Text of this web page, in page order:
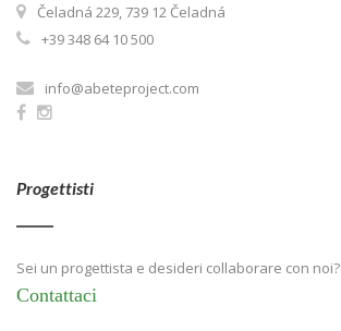
Čeladná 229, 739 12 Čeladná
+39 348 64 10 500
info@abeteproject.com
Progettisti
Sei un progettista e desideri collaborare con noi?
Contattaci